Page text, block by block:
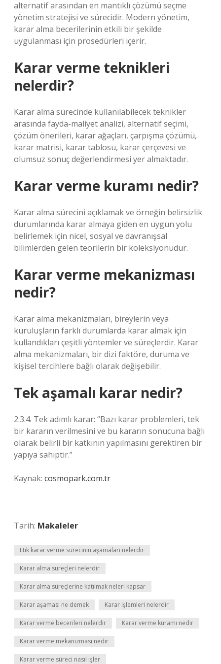
alternatif arasından en mantıklı çözümü seçme
yönetim stratejisi ve sürecidir. Modern yönetim,
karar alma becerilerinin etkili bir şekilde
uygulanması için prosedürleri içerir.
Karar verme teknikleri
nelerdir?
Karar alma sürecinde kullanılabilecek teknikler
arasında fayda-maliyet analizi, alternatif seçimi,
çözüm önerileri, karar ağaçları, çarpışma çözümü,
karar matrisi, karar tablosu, karar çerçevesi ve
olumsuz sonuç değerlendirmesi yer almaktadır.
Karar verme kuramı nedir?
Karar alma sürecini açıklamak ve örneğin belirsizlik
durumlarında karar almaya giden en uygun yolu
belirlemek için nicel, sosyal ve davranışsal
bilimlerden gelen teorilerin bir koleksiyonudur.
Karar verme mekanizması
nedir?
Karar alma mekanizmaları, bireylerin veya
kuruluşların farklı durumlarda karar almak için
kullandıkları çeşitli yöntemler ve süreçlerdir. Karar
alma mekanizmaları, bir dizi faktöre, duruma ve
kişisel tercihlere bağlı olarak değişebilir.
Tek aşamalı karar nedir?
2.3.4. Tek adımlı karar: “Bazı karar problemleri, tek
bir kararın verilmesini ve bu kararın sonucuna bağlı
olarak belirli bir katkının yapılmasını gerektiren bir
yapıya sahiptir.”
Kaynak: cosmopark.com.tr
Tarih: Makaleler
Etik karar verme sürecinin aşamaları nelerdir
Karar alma süreçleri nelerdir
Karar alma süreçlerine katılmak neleri kapsar
Karar aşaması ne demek Karar işlemleri nelerdir
Karar verme becerileri nelerdir Karar verme kuramı nedir
Karar verme mekanizması nedir
Karar verme süreci nasıl işler